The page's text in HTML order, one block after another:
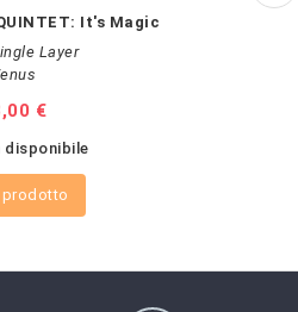
It's Magic
Layer
€
disponibile
prodotto